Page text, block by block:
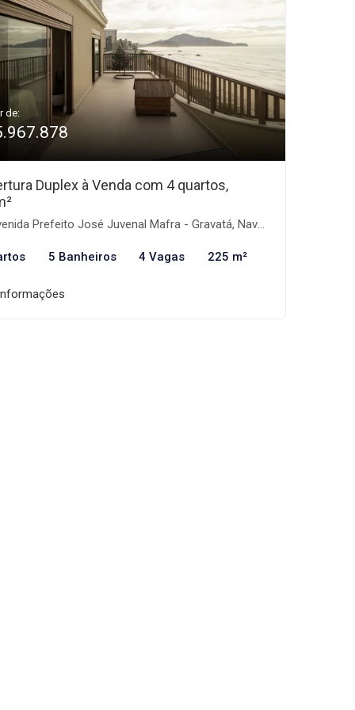
de:
Duplex à Venda com 4 quartos,
Prefeito José Juvenal Mafra - Gravatá, Navegantes-SC
5 Banheiros 4 Vagas 225 m²